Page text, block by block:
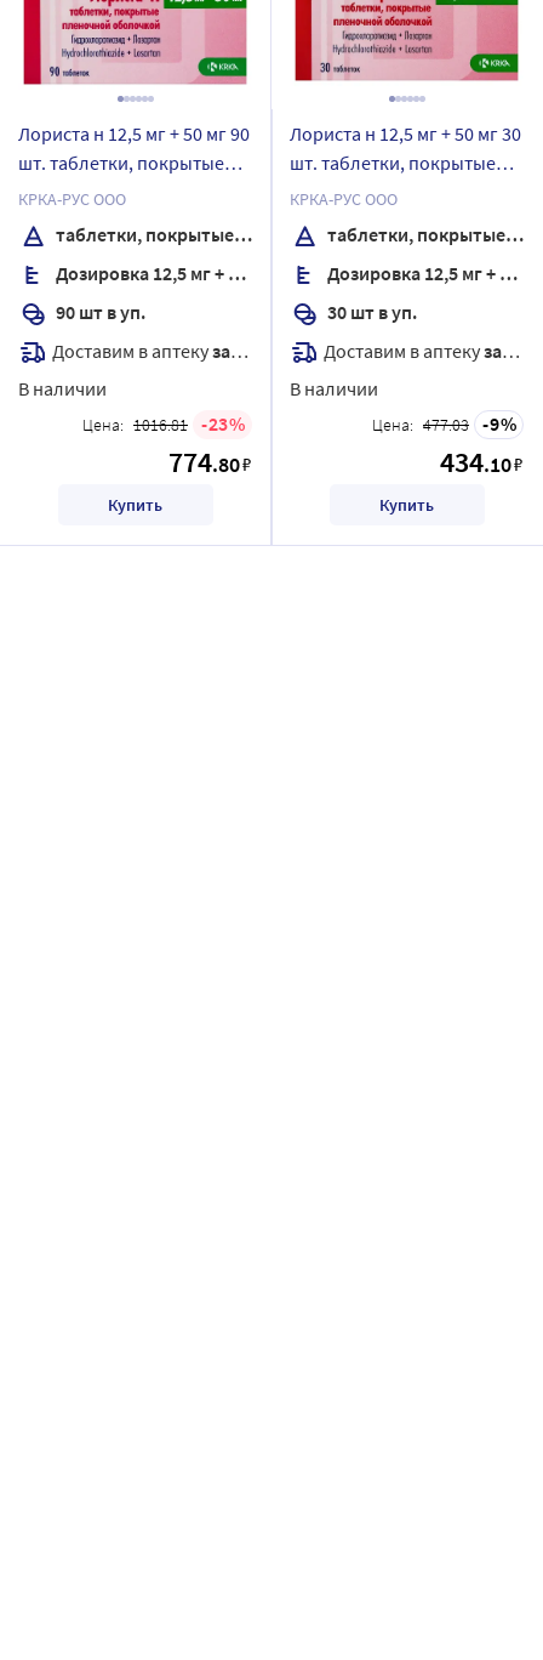
Лориста н 12,5 мг + 50 мг 90
шт. таблетки, покрытые
пленочной оболочкой
КРКА-РУС ООО
таблетки, покрытые пленочной оболочкой
Дозировка 12,5 мг + 50 мг
90 шт в уп.
Доставим в аптекузавтра
В наличии
Цена: 1016.81 23
774.80₽
Купить
Лориста н 12,5 мг + 50 мг 30
шт. таблетки, покрытые
пленочной оболочкой
КРКА-РУС ООО
таблетки, покрытые пленочной оболочкой
Дозировка 12,5 мг + 50 мг
30 шт в уп.
Доставим в аптекузавтра
В наличии
Цена: 477.03 9
434.10₽
Купить